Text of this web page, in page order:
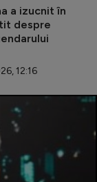
a izucnit în
despre
12:16